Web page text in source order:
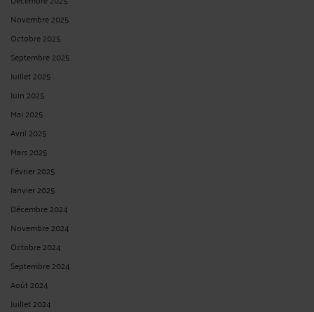
Novembre 2025
Octobre 2025
Septembre 2025
Juillet 2025
Juin 2025
Mai 2025
Avril 2025
Mars 2025
Février 2025
Janvier 2025
Décembre 2024
Novembre 2024
Octobre 2024
Septembre 2024
Août 2024
Juillet 2024